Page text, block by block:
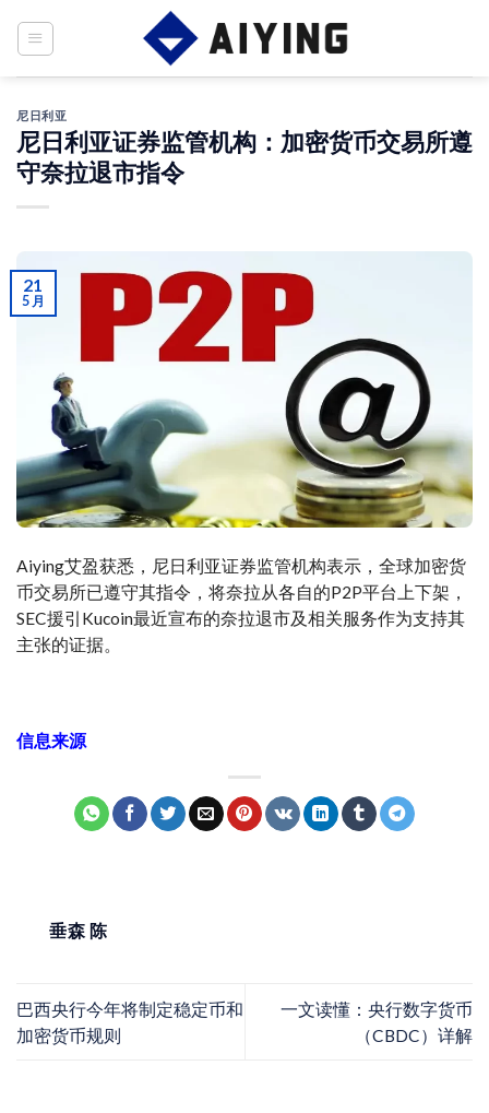
尼日利亚
尼日利亚证券监管机构：加密货币交易所遵
守奈拉退市指令
21
5 月
Aiying艾盈获悉，尼日利亚证券监管机构表示，全球加密货
币交易所已遵守其指令，将奈拉从各自的P2P平台上下架，
SEC援引Kucoin最近宣布的奈拉退市及相关服务作为支持其
主张的证据。
信息来源
垂森 陈
巴西央行今年将制定稳定币和
加密货币规则
一文读懂：央行数字货币
（CBDC）详解